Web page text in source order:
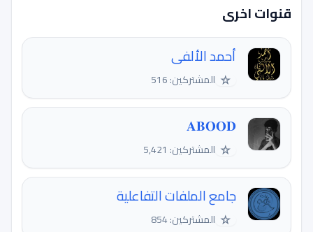
قنوات اخرى
أحمد الألفى
☆ المشتركين: 516
𝐀𝐁𝐎𝐎𝐃
☆ المشتركين: 5,421
جامع الملفات التفاعلية
☆ المشتركين: 854